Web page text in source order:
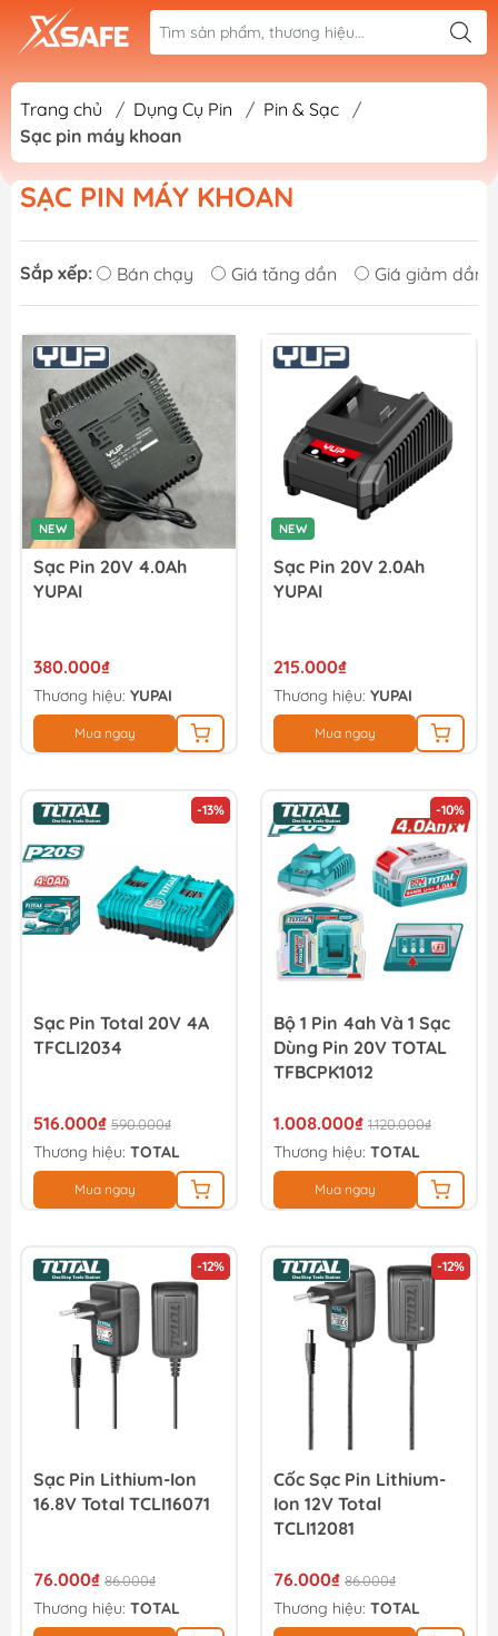
Trang chủ / Dụng Cụ Pin / Pin & Sạc
/
Sạc pin máy khoan
SẠC PIN MÁY KHOAN
Sắp xếp: Bán chạy Giá tăng dần Giá giảm dần
NEW
Sạc Pin 20V 4.0Ah
YUPAI
380.000₫
Thương hiệu: YUPAI
Mua ngay
NEW
Sạc Pin 20V 2.0Ah
YUPAI
215.000₫
Thương hiệu: YUPAI
Mua ngay
-13%
Sạc Pin Total 20V 4A
TFCLI2034
516.000₫ 590.000₫
Thương hiệu: TOTAL
Mua ngay
-10%
Bộ 1 Pin 4ah Và 1 Sạc
Dùng Pin 20V TOTAL
TFBCPK1012
1.008.000₫ 1.120.000₫
Thương hiệu: TOTAL
Mua ngay
-12%
Sạc Pin Lithium-Ion
16.8V Total TCLI16071
76.000₫ 86.000₫
Thương hiệu: TOTAL
-12%
Cốc Sạc Pin Lithium-
Ion 12V Total
TCLI12081
76.000₫ 86.000₫
Thương hiệu: TOTAL